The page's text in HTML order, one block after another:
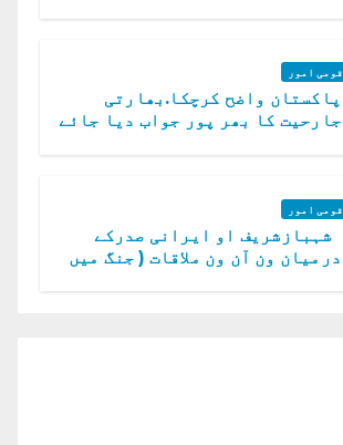
قومی امور
پاکستان واضح کرچکا.بھارتی
جارحیت کا بھر پور جواب دیا جائے
قومی امور
شہبازشریف او ایرانی صدرکے
درمیان ون آن ون ملاقات ( جنگ میں